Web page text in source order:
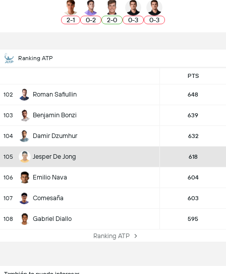
2-1 0-2 2-0 0-3 0-3
Ranking ATP
PTS
102 Roman Safiullin 648
103 Benjamin Bonzi 639
104 Damir Dzumhur 632
105 Jesper De Jong 618
106 Emilio Nava 604
107 Comesaña 603
108 Gabriel Diallo 595
Ranking ATP